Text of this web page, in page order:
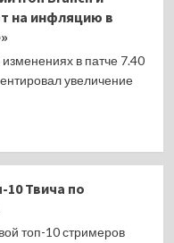
на инфляцию в
в патче 7.40
увеличение
10 Твича по
топ-10 стримеров